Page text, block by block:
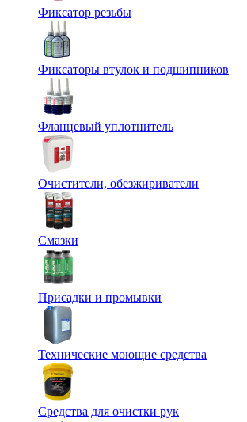
Фиксатор резьбы
Фиксаторы втулок и подшипников
Фланцевый уплотнитель
Очистители, обезжириватели
Смазки
Присадки и промывки
Технические моющие средства
Средства для очистки рук